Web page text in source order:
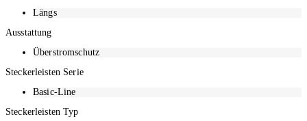
Längs
Ausstattung
Überstromschutz
Steckerleisten Serie
Basic-Line
Steckerleisten Typ